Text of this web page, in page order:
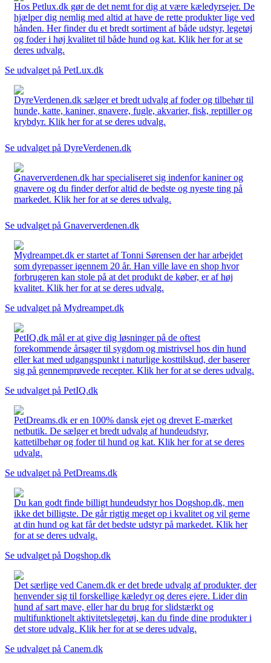
Hos Petlux.dk gør de det nemt for dig at være kæledyrsejer. De
hjælper dig nemlig med altid at have de rette produkter lige ved
hånden. Her finder du et bredt sortiment af både udstyr, legetøj
og foder i høj kvalitet til både hund og kat. Klik her for at se
deres udvalg.
Se udvalget på PetLux.dk
DyreVerdenen.dk sælger et bredt udvalg af foder og tilbehør til
hunde, katte, kaniner, gnavere, fugle, akvarier, fisk, reptiller og
krybdyr. Klik her for at se deres udvalg.
Se udvalget på DyreVerdenen.dk
Gnaververdenen.dk har specialiseret sig indenfor kaniner og
gnavere og du finder derfor altid de bedste og nyeste ting på
markedet. Klik her for at se deres udvalg.
Se udvalget på Gnaververdenen.dk
Mydreampet.dk er startet af Tonni Sørensen der har arbejdet
som dyrepasser igennem 20 år. Han ville lave en shop hvor
forbrugeren kan stole på at det produkt de køber, er af høj
kvalitet. Klik her for at se deres udvalg.
Se udvalget på Mydreampet.dk
PetIQ.dk mål er at give dig løsninger på de oftest
forekommende årsager til sygdom og mistrivsel hos din hund
eller kat med udgangspunkt i naturlige kosttilskud, der baserer
sig på gennemprøvede recepter. Klik her for at se deres udvalg.
Se udvalget på PetIQ.dk
PetDreams.dk er en 100% dansk ejet og drevet E-mærket
netbutik. De sælger et bredt udvalg af hundeudstyr,
kattetilbehør og foder til hund og kat. Klik her for at se deres
udvalg.
Se udvalget på PetDreams.dk
Du kan godt finde billigt hundeudstyr hos Dogshop.dk, men
ikke det billigste. De går rigtig meget op i kvalitet og vil gerne
at din hund og kat får det bedste udstyr på markedet. Klik her
for at se deres udvalg.
Se udvalget på Dogshop.dk
Det særlige ved Canem.dk er det brede udvalg af produkter, der
henvender sig til forskellige kæledyr og deres ejere. Lider din
hund af sart mave, eller har du brug for slidstærkt og
multifunktionelt aktivitetslegetøj, kan du finde dine produkter i
det store udvalg. Klik her for at se deres udvalg.
Se udvalget på Canem.dk